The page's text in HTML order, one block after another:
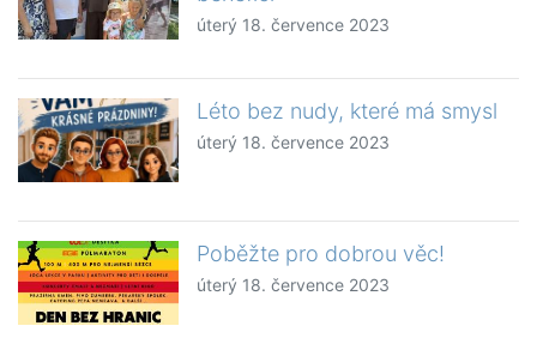
úterý 18. července 2023
Léto bez nudy, které má smysl
úterý 18. července 2023
Poběžte pro dobrou věc!
úterý 18. července 2023